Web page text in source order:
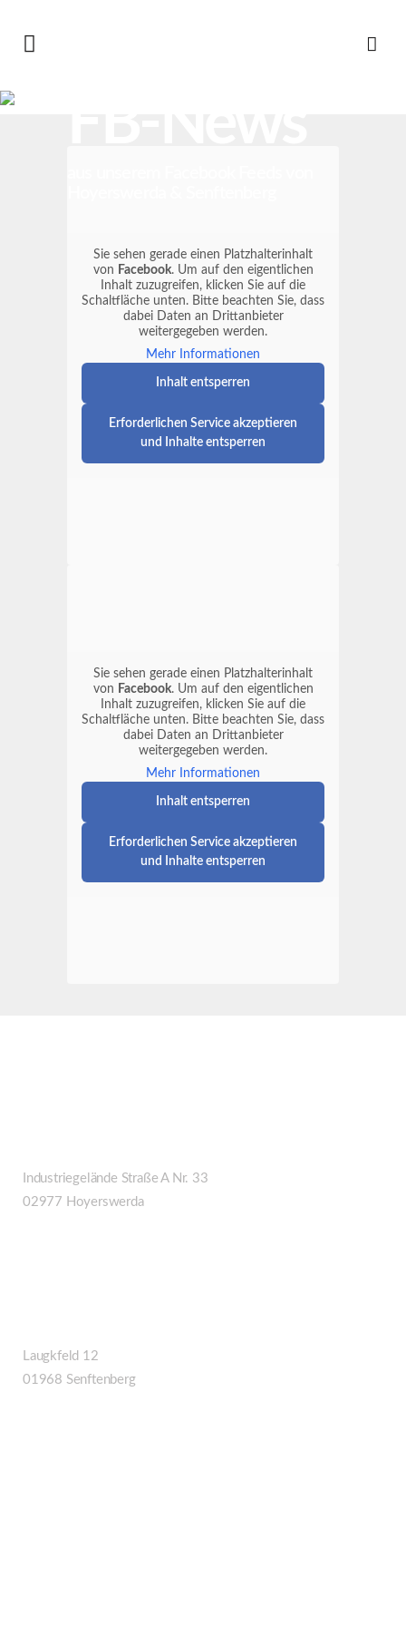
Sie sehen gerade einen Platzhalterinhalt
von Facebook. Um auf den eigentlichen
Inhalt zuzugreifen, klicken Sie auf die
Schaltfläche unten. Bitte beachten Sie, dass
dabei Daten an Drittanbieter
weitergegeben werden.
Mehr Informationen
Inhalt entsperren
Erforderlichen Service akzeptieren
und Inhalte entsperren
Sie sehen gerade einen Platzhalterinhalt
von Facebook. Um auf den eigentlichen
Inhalt zuzugreifen, klicken Sie auf die
Schaltfläche unten. Bitte beachten Sie, dass
dabei Daten an Drittanbieter
weitergegeben werden.
Mehr Informationen
Inhalt entsperren
Erforderlichen Service akzeptieren
und Inhalte entsperren
Industriegelände Straße A Nr. 33
02977 Hoyerswerda
Laugkfeld 12
01968 Senftenberg